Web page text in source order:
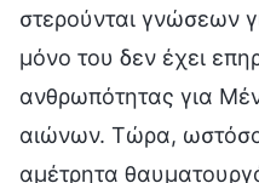
στερούνται γνώσεων
μόνο του δεν έχει
ανθρωπότητας για
αιώνων. Τώρα,
αμέτρητα